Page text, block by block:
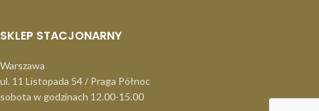
SKLEP STACJONARNY
Warszawa
ul. 11 Listopada 54 / Praga Północ
sobota w godzinach 12.00-15.00